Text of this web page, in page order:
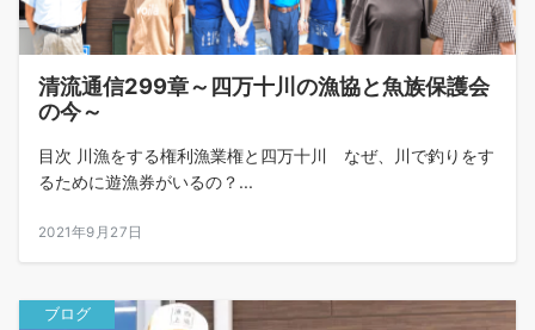
清流通信299章～四万十川の漁協と魚族保護会
の今～
目次 川漁をする権利漁業権と四万十川 なぜ、川で釣りをす
るために遊漁券がいるの？...
2021年9月27日
ブログ